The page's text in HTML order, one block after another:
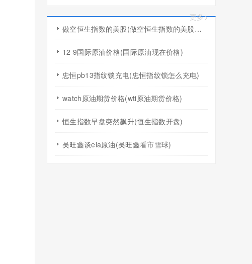
更多>
做空恒生指数的美股(做空恒生指数的美股有哪些)
12 9国际原油价格(国际原油现在价格)
忠恒pb13指纹锁充电(忠恒指纹锁怎么充电)
watch原油期货价格(wti原油期货价格)
恒生指数早盘突然飙升(恒生指数开盘)
吴旺鑫谈eia原油(吴旺鑫看市雪球)